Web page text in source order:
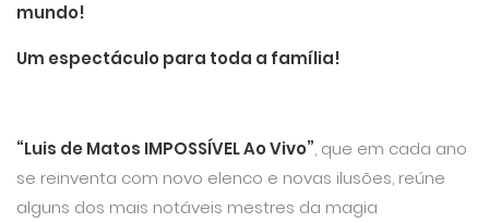
mundo!
Um espectáculo para toda a família!
“Luis de Matos IMPOSSÍVEL Ao Vivo”, que em cada ano
se reinventa com novo elenco e novas ilusões, reúne
alguns dos mais notáveis mestres da magia